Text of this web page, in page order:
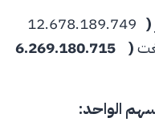
(
12.678.189.749
الواحد: